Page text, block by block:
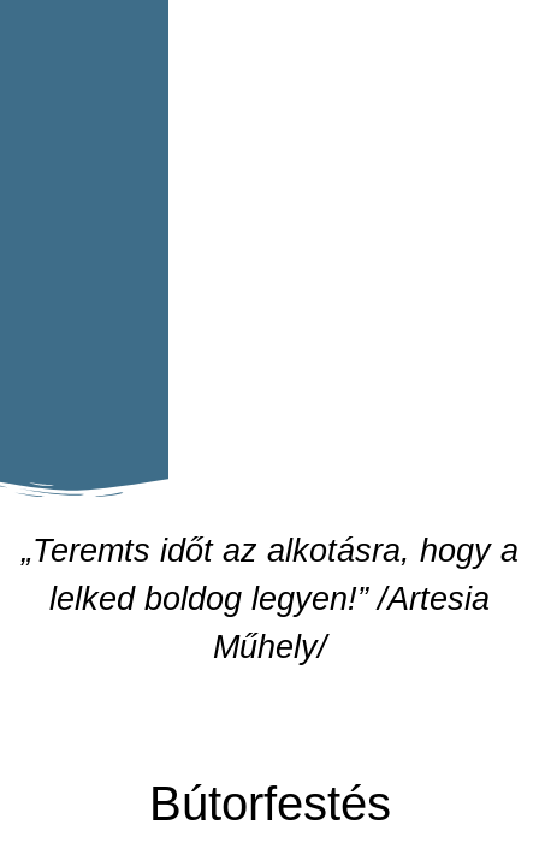
„Teremts időt az alkotásra, hogy a
lelked boldog legyen!” /Artesia
Műhely/
Bútorfestés